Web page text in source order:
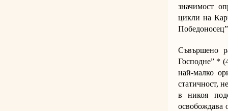
значимост
цикли на
Съвършено
Господне” *
най-малко
статичност,
в никоя
освобождава